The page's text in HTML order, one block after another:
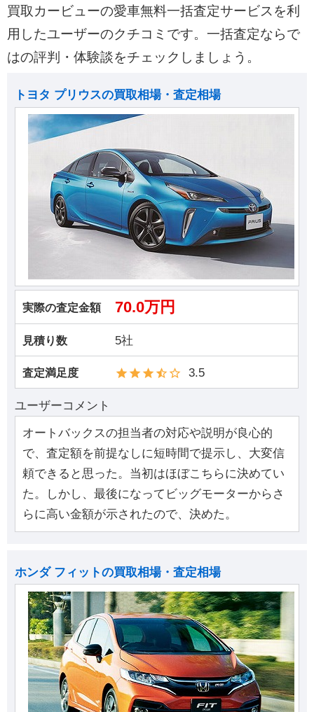
買取カービューの愛車無料一括査定サービスを利
用したユーザーのクチコミです。一括査定ならで
はの評判・体験談をチェックしましょう。
トヨタ プリウスの買取相場・査定相場
実際の査定金額 70.0万円
見積り数 5社
査定満足度 3.5
ユーザーコメント
オートバックスの担当者の対応や説明が良心的
で、査定額を前提なしに短時間で提示し、大変信
頼できると思った。当初はほぼこちらに決めてい
た。しかし、最後になってビッグモーターからさ
らに高い金額が示されたので、決めた。
ホンダ フィットの買取相場・査定相場